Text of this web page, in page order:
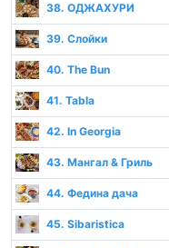
38. ОДЖАХУРИ
39. Слойки
40. The Bun
41. Tabla
42. In Georgia
43. Мангал & Гриль
44. Федина дача
45. Sibaristica